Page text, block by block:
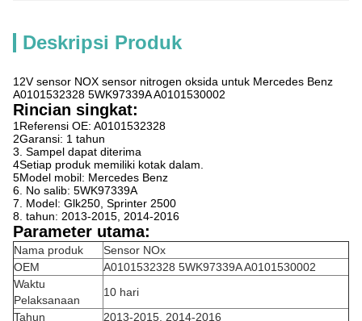
Deskripsi Produk
12V sensor NOX sensor nitrogen oksida untuk Mercedes Benz
A0101532328 5WK97339A A0101530002
Rincian singkat:
1Referensi OE: A0101532328
2Garansi: 1 tahun
3. Sampel dapat diterima
4Setiap produk memiliki kotak dalam.
5Model mobil: Mercedes Benz
6. No salib: 5WK97339A
7. Model: Glk250, Sprinter 2500
8. tahun: 2013-2015, 2014-2016
Parameter utama:
Nama produk
Sensor NOx
OEM
A0101532328 5WK97339A A0101530002
Waktu
Pelaksanaan
10 hari
Tahun
2013-2015, 2014-2016